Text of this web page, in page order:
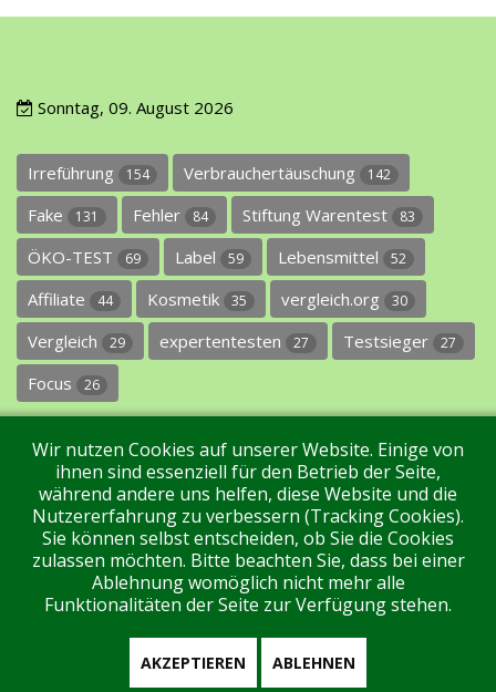
Sonntag, 09. August 2026
Irreführung 154 Verbrauchertäuschung 142
Fake 131 Fehler 84 Stiftung Warentest 83
ÖKO-TEST 69 Label 59 Lebensmittel 52
Affiliate 44 Kosmetik 35 vergleich.org 30
Vergleich 29 expertentesten 27 Testsieger 27
Focus 26
Impressum Datenschutz Über uns Kontakt
Tags Unterstützen Sie uns! Login
Wir nutzen Cookies auf unserer Website. Einige von
ihnen sind essenziell für den Betrieb der Seite,
während andere uns helfen, diese Website und die
Nutzererfahrung zu verbessern (Tracking Cookies).
Sie können selbst entscheiden, ob Sie die Cookies
zulassen möchten. Bitte beachten Sie, dass bei einer
Ablehnung womöglich nicht mehr alle
Funktionalitäten der Seite zur Verfügung stehen.
AKZEPTIEREN ABLEHNEN